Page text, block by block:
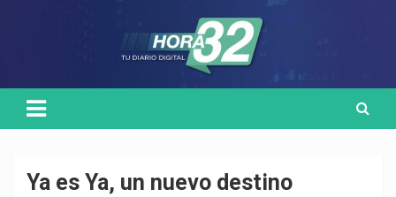
Ya es Ya, un nuevo destino